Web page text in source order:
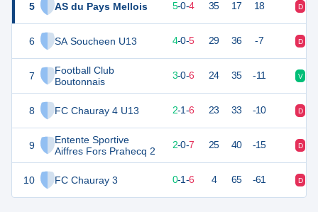
5 AS du Pays Mellois
6 SA Soucheen U13
7
Football Club
Boutonnais
8 FC Chauray 4 U13
9
Entente Sportive
Aiffres Fors Prahecq 2
10 FC Chauray 3
15 5-0-4 35 17 18 D
12 4-0-5 29 36 -7 D
3-0-6 24 35 -11 V
7 2-1-6 23 33 -10 D
6 9 2-0-7 25 40 -15 D
0-1-6 4 65 -61 D